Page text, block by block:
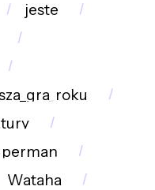
jeste
Wataha